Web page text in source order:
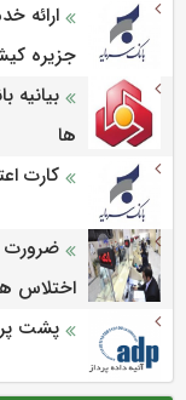
ارائه
جزيره
بیانیه
ها
كارت
ضرورت
اختلاس
پشت